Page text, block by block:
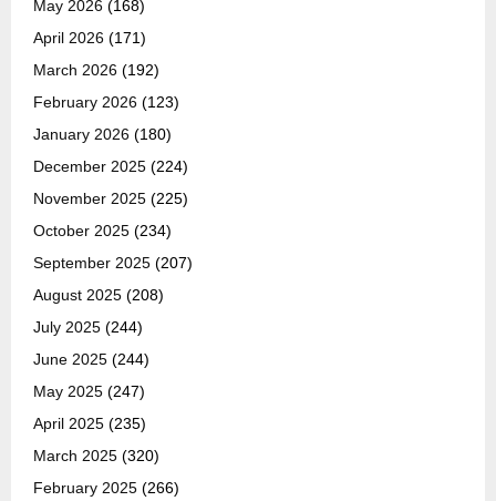
May 2026 (168)
April 2026 (171)
March 2026 (192)
February 2026 (123)
January 2026 (180)
December 2025 (224)
November 2025 (225)
October 2025 (234)
September 2025 (207)
August 2025 (208)
July 2025 (244)
June 2025 (244)
May 2025 (247)
April 2025 (235)
March 2025 (320)
February 2025 (266)